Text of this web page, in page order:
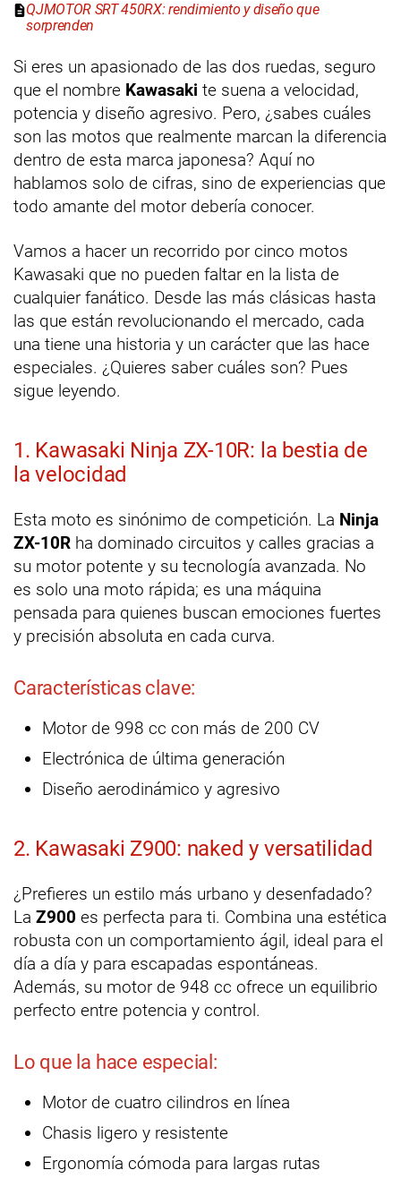
QJMOTOR SRT 450RX: rendimiento y diseño que
sorprenden
Si eres un apasionado de las dos ruedas, seguro
que el nombre Kawasaki te suena a velocidad,
potencia y diseño agresivo. Pero, ¿sabes cuáles
son las motos que realmente marcan la diferencia
dentro de esta marca japonesa? Aquí no
hablamos solo de cifras, sino de experiencias que
todo amante del motor debería conocer.
Vamos a hacer un recorrido por cinco motos
Kawasaki que no pueden faltar en la lista de
cualquier fanático. Desde las más clásicas hasta
las que están revolucionando el mercado, cada
una tiene una historia y un carácter que las hace
especiales. ¿Quieres saber cuáles son? Pues
sigue leyendo.
1. Kawasaki Ninja ZX-10R: la bestia de
la velocidad
Esta moto es sinónimo de competición. La Ninja
ZX-10R ha dominado circuitos y calles gracias a
su motor potente y su tecnología avanzada. No
es solo una moto rápida; es una máquina
pensada para quienes buscan emociones fuertes
y precisión absoluta en cada curva.
Características clave:
Motor de 998 cc con más de 200 CV
Electrónica de última generación
Diseño aerodinámico y agresivo
2. Kawasaki Z900: naked y versatilidad
¿Prefieres un estilo más urbano y desenfadado?
La Z900 es perfecta para ti. Combina una estética
robusta con un comportamiento ágil, ideal para el
día a día y para escapadas espontáneas.
Además, su motor de 948 cc ofrece un equilibrio
perfecto entre potencia y control.
Lo que la hace especial:
Motor de cuatro cilindros en línea
Chasis ligero y resistente
Ergonomía cómoda para largas rutas